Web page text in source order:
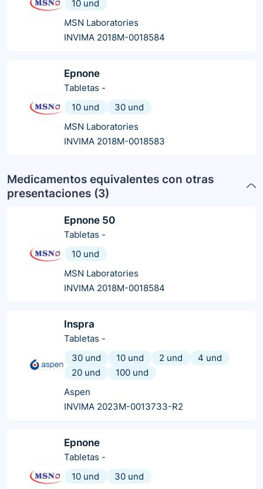
10 und
MSN Laboratories
INVIMA 2018M-0018584
Epnone
Tabletas -
10 und
30 und
MSN Laboratories
INVIMA 2018M-0018583
Medicamentos equivalentes con otras
presentaciones (3)
Epnone 50
Tabletas -
10 und
MSN Laboratories
INVIMA 2018M-0018584
Inspra
Tabletas -
30 und
10 und 2 und
4 und
20 und
100 und
Aspen
INVIMA 2023M-0013733-R2
Epnone
Tabletas -
10 und
30 und